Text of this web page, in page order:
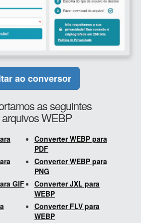
ao conversor
as seguintes
WEBP
Converter WEBP para
PDF
Converter WEBP para
PNG
GIF
Converter JXL para
WEBP
Converter FLV para
WEBP